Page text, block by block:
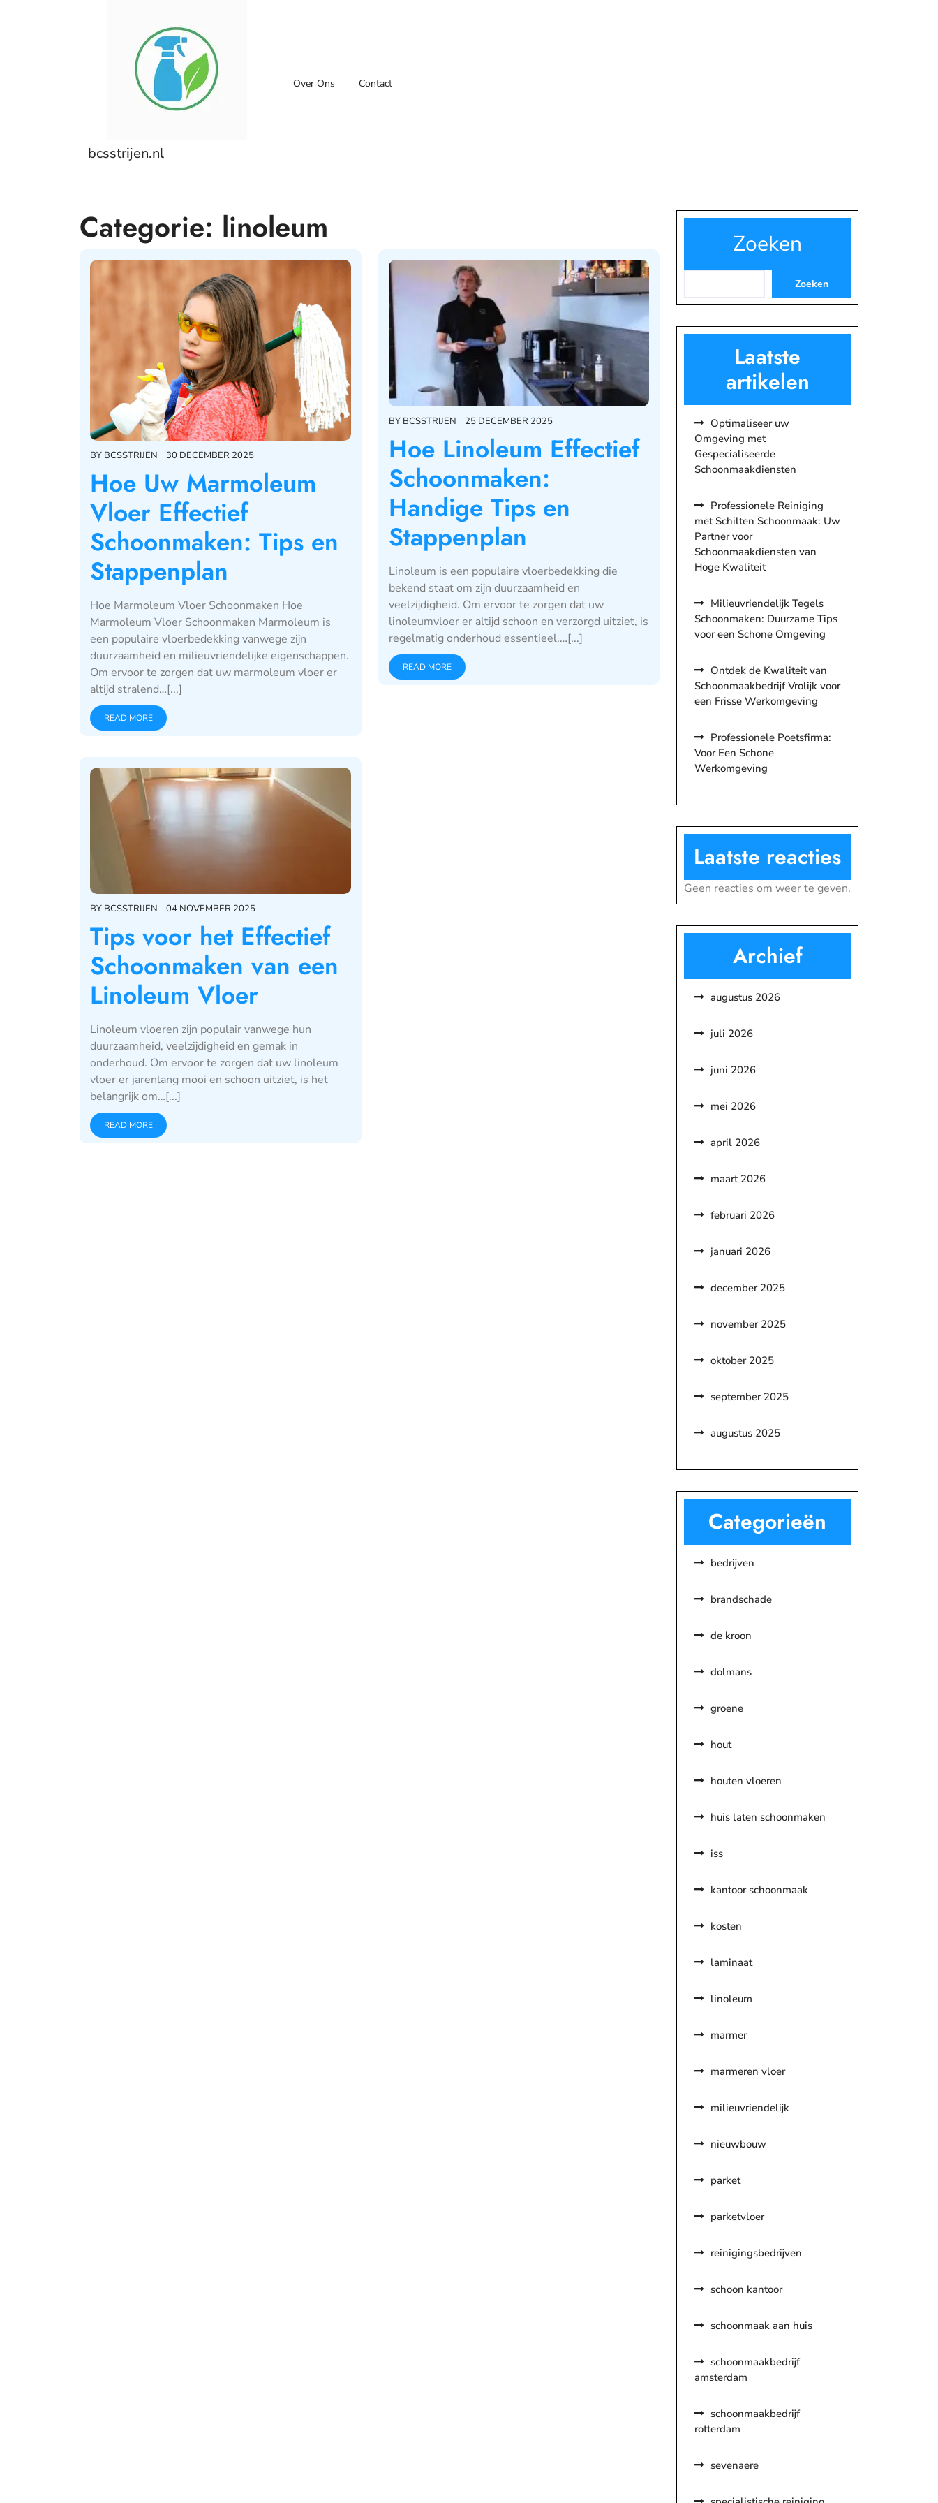
bcsstrijen.nl
Over Ons Contact
Categorie: linoleum
BY BCSSTRIJEN 30 DECEMBER 2025
Hoe Uw Marmoleum
Vloer Effectief
Schoonmaken: Tips en
Stappenplan
Hoe Marmoleum Vloer Schoonmaken Hoe
Marmoleum Vloer Schoonmaken Marmoleum is
een populaire vloerbedekking vanwege zijn
duurzaamheid en milieuvriendelijke eigenschappen.
Om ervoor te zorgen dat uw marmoleum vloer er
altijd stralend…[...]
READ MORE
BY BCSSTRIJEN 25 DECEMBER 2025
Hoe Linoleum Effectief
Schoonmaken:
Handige Tips en
Stappenplan
Linoleum is een populaire vloerbedekking die
bekend staat om zijn duurzaamheid en
veelzijdigheid. Om ervoor te zorgen dat uw
linoleumvloer er altijd schoon en verzorgd uitziet, is
regelmatig onderhoud essentieel.…[...]
READ MORE
BY BCSSTRIJEN 04 NOVEMBER 2025
Tips voor het Effectief
Schoonmaken van een
Linoleum Vloer
Linoleum vloeren zijn populair vanwege hun
duurzaamheid, veelzijdigheid en gemak in
onderhoud. Om ervoor te zorgen dat uw linoleum
vloer er jarenlang mooi en schoon uitziet, is het
belangrijk om…[...]
READ MORE
Zoeken
Zoeken
Laatste
artikelen
Optimaliseer uw
Omgeving met
Gespecialiseerde
Schoonmaakdiensten
Professionele Reiniging
met Schilten Schoonmaak: Uw
Partner voor
Schoonmaakdiensten van
Hoge Kwaliteit
Milieuvriendelijk Tegels
Schoonmaken: Duurzame Tips
voor een Schone Omgeving
Ontdek de Kwaliteit van
Schoonmaakbedrijf Vrolijk voor
een Frisse Werkomgeving
Professionele Poetsfirma:
Voor Een Schone
Werkomgeving
Laatste reacties
Geen reacties om weer te geven.
Archief
augustus 2026
juli 2026
juni 2026
mei 2026
april 2026
maart 2026
februari 2026
januari 2026
december 2025
november 2025
oktober 2025
september 2025
augustus 2025
Categorieën
bedrijven
brandschade
de kroon
dolmans
groene
hout
houten vloeren
huis laten schoonmaken
iss
kantoor schoonmaak
kosten
laminaat
linoleum
marmer
marmeren vloer
milieuvriendelijk
nieuwbouw
parket
parketvloer
reinigingsbedrijven
schoon kantoor
schoonmaak aan huis
schoonmaakbedrijf
amsterdam
schoonmaakbedrijf
rotterdam
sevenaere